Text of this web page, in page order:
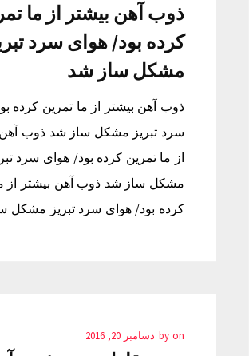
ذوب آهن بیشتر از ما
کرده بود/ هوای سرد
مشکل ساز شد
ذوب آهن بیشتر از ما تمرین کرده
سرد تبریز مشکل ساز شد ذوب آهن
از ما تمرین کرده بود/ هوای سرد
مشکل ساز شد ذوب آهن بیشتر از
کرده بود/ هوای سرد تبریز مشکل
by on دسامبر 20, 2016